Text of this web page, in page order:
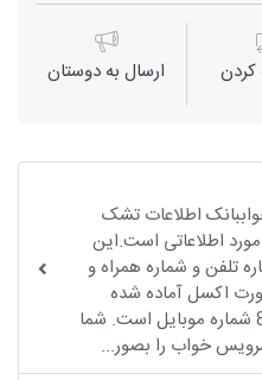
كردن ارسال به دوستان
اطلاعات تشک
سرویس خواب دارای تعداد 205 مورد اطلاعاتی است.این
تلفن و شماره همراه و
اکسل آماده شده
است. ✔️نکته: این فایل دارای 88 شماره موبایل است. شما
خواب را بصور...